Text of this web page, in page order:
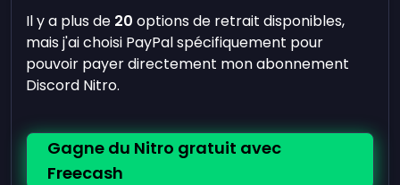
Il y a plus de 20 options de retrait disponibles,
mais j'ai choisi PayPal spécifiquement pour
pouvoir payer directement mon abonnement
Discord Nitro.
Gagne du Nitro gratuit avec
Freecash